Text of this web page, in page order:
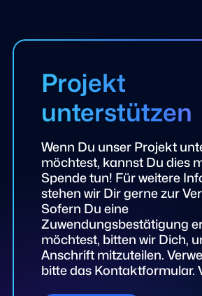
Projekt
unterstützen
Wenn Du unser Projekt
möchtest, kannst Du dies
Spende tun! Für weitere
stehen wir Dir gerne zur
Sofern Du eine
Zuwendungsbestätigung
möchtest, bitten wir Dich,
Anschrift mitzuteilen.
bitte das Kontaktformular.